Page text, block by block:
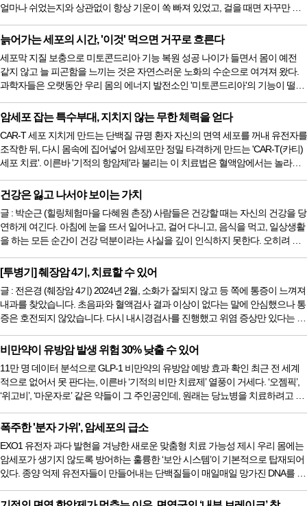
얼마나 쉬었는지와 상관없이 항상 기운이 쏙 빠져 있었고, 걸을 때면 자꾸만 발
증상이 너무 심해져 응급실을 찾은 그날 청천벽력 같은 진단을 받았습니다. "뇌
에 커다란 종양이 있습니다. 당장 종양내과 전문의를 만나셔야 합니다." 그를 괴
롭힌 범인은 뇌암 중에서도 가장 진행이 빠르고 치명...
늙어가는 세포의 시간, '이것' 먹으면 거꾸로 흐른다
세포막 지질 보충으로 미토콘드리아 기능 복원 성공 나이가 들면서 몸이 예전
같지 않고 늘 피곤함을 느끼는 것은 자연스러운 노화의 수순으로 여겨져 왔다.
과학자들은 오랫동안 우리 몸의 에너지 발전소인 '미토콘드리아'의 기능이 떨어
해서는 명확한 해답을 내놓지 못했다. 그런데 최근 독일 라이프니츠 노화연구소
(FLI) 연구진이 국제 학술지 네이처 커뮤니케이션스(Nature Communications)를
통해 그 비밀을 풀어냈다. 노화의 주범이 유전자 손상이 아니라...
암세포 잡는 특수부대, 지치지 않는 무한 체력을 얻다
CAR-T 세포 지치게 만드는 단백질 규명 환자 자신의 면역 세포를 꺼내 유전자를
조작한 뒤, 다시 몸속에 집어넣어 암세포만 정밀 타격하게 만드는 'CAR-T(카티)
세포 치료'. 이른바 '기적의 항암제'라 불리는 이 치료법은 혈액암에서는 놀라운
에서는 유독 힘을 쓰지 못했다. 암세포와 싸우러 들어간 면역 세포들이 얼마 버
티지 못하고 금세 기진맥진하여 쓰러져 버렸기 때문이다. 그런데 최근 과학자들
이 이 든든한 특수부대를 솜사탕처럼 무기력하게 만들었던...
건강은 잃고 나서야 보이는 가치
글 : 박순근 (힐링체험마을 다혜원 촌장) 사람들은 건강할 때는 자신의 건강을 당
연하게 여긴다. 아침에 눈을 뜨서 일어나고, 걸어 다니고, 음식을 먹고, 일상생활
을 하는 모든 순간이 건강 덕분이라는 사실을 깊이 인식하지 못한다. 오히려 바
된다. 그러면서도 우리는 “나는 괜찮다”는 막연한 믿음 속에 살아간다. 그러나 건
강은 언제나 지속되는 상태가 아니다. 작은 피로가 쌓이고, 생활습관의 불균형
이 이어지면 몸은 서서히 경고 신호를 보내기 시작한다. ...
[투병기] 췌장암 4기, 치료할 수 있어
글 : 전은경 (췌장암 4기) 2024년 2월, 소화가 잘되지 않고 등 쪽에 통증이 느껴져
내과를 찾았습니다. 초음파와 혈액검사 결과 이상이 없다는 말에 안심했으나 통
증은 호전되지 않았습니다. 다시 내시경검사를 진행했고 위염 증상만 있다는 진
정형외과에서 도수치료를 받고 한의원에서 침을 맞아도 통증은 도무지 해결되
지 않았습니다. 점차 명치 밑이 답답하고 아파지더니, 밤에는 잠을 이루지 못할
정도로 통증이 심해졌습니다. 그렇게 원인을 찾지 못한 채 두 달...
비만약이 유방암 발생 위험 30% 낮출 수 있어
11만 명 데이터 분석으로 GLP-1 비만약의 유방암 예방 효과 확인 최근 전 세계
적으로 없어서 못 판다는, 이른바 ‘기적의 비만 치료제’ 열풍이 거세다. ‘오젬픽’,
‘위고비’, ‘마운자로’ 같은 약들이 그 주인공인데, 원래는 당뇨병을 치료하려고 만
데 이 다이어트약들이 단지 뱃살만 줄여주는 것이 아니었다. 최근 세계 최고 권
위의 2026년 미국임상종양학회(ASCO) 연례 회의에서, 이 비만 치료제들이 여
성들의 ‘유방암’ 발생 위험을 무려 30%나 ...
폭주한 '분자 가위', 암세포의 급소
EXO1 유전자 과다 발현을 겨냥한 새로운 맞춤형 치료 가능성 제시 우리 몸에는
암세포가 생기지 않도록 방어하는 훌륭한 ‘보안 시스템’이 기본적으로 탑재되어
있다. 종양 억제 유전자들이 만들어내는 단백질들이 매일매일 망가진 DNA를 수
고장 나거나 숫자가 부족해질 때 암에 걸릴 위험이 커진다고 알려져 왔다. 그런